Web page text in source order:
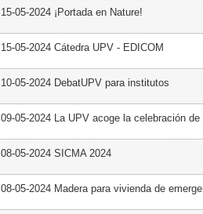
15-05-2024 ¡Portada en Nature!
15-05-2024 Cátedra UPV - EDICOM
10-05-2024 DebatUPV para institutos
09-05-2024 La UPV acoge la celebración
08-05-2024 SICMA 2024
08-05-2024 Madera para vivienda de